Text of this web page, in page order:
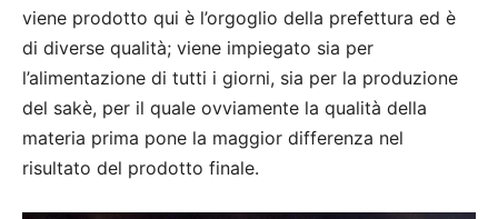
viene prodotto qui è l’orgoglio della prefettura ed è
di diverse qualità; viene impiegato sia per
l’alimentazione di tutti i giorni, sia per la produzione
del sakè, per il quale ovviamente la qualità della
materia prima pone la maggior differenza nel
risultato del prodotto finale.